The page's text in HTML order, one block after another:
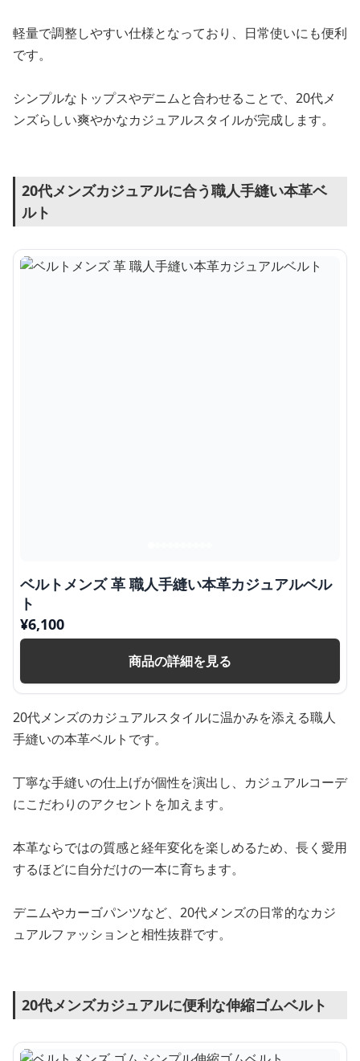
軽量で調整しやすい仕様となっており、日常使いにも便利
です。
シンプルなトップスやデニムと合わせることで、20代メ
ンズらしい爽やかなカジュアルスタイルが完成します。
20代メンズカジュアルに合う職人手縫い本革ベ
ルト
ベルトメンズ 革 職人手縫い本革カジュアルベル
ト
¥6,100
商品の詳細を見る
20代メンズのカジュアルスタイルに温かみを添える職人
手縫いの本革ベルトです。
丁寧な手縫いの仕上げが個性を演出し、カジュアルコーデ
にこだわりのアクセントを加えます。
本革ならではの質感と経年変化を楽しめるため、長く愛用
するほどに自分だけの一本に育ちます。
デニムやカーゴパンツなど、20代メンズの日常的なカジ
ュアルファッションと相性抜群です。
20代メンズカジュアルに便利な伸縮ゴムベルト